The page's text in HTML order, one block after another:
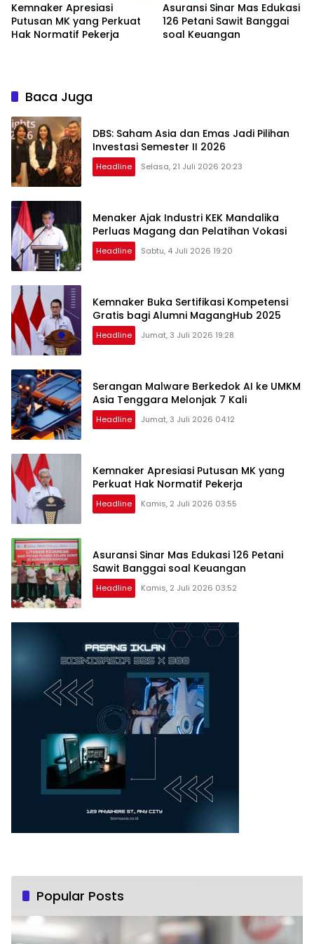
Kemnaker Apresiasi
Putusan MK yang Perkuat
Hak Normatif Pekerja
Asuransi Sinar Mas Edukasi
126 Petani Sawit Banggai
soal Keuangan
Baca Juga
DBS: Saham Asia dan Emas Jadi Pilihan
Investasi Semester II 2026
Headline Selasa, 21 Juli 2026 20:23
Menaker Ajak Industri KEK Mandalika
Perluas Magang dan Pelatihan Vokasi
Headline Sabtu, 4 Juli 2026 19:20
Kemnaker Buka Sertifikasi Kompetensi
Gratis bagi Alumni MagangHub 2025
Headline Jumat, 3 Juli 2026 19:28
Serangan Malware Berkedok AI ke UMKM
Asia Tenggara Melonjak 7 Kali
Headline Jumat, 3 Juli 2026 04:12
Kemnaker Apresiasi Putusan MK yang
Perkuat Hak Normatif Pekerja
Headline Kamis, 2 Juli 2026 03:55
Asuransi Sinar Mas Edukasi 126 Petani
Sawit Banggai soal Keuangan
Headline Kamis, 2 Juli 2026 03:52
Popular Posts